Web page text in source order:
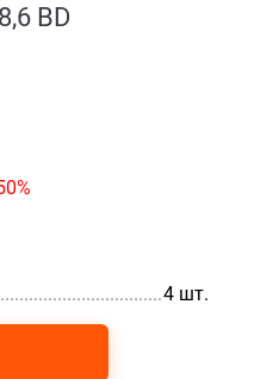
BD
4 шт.